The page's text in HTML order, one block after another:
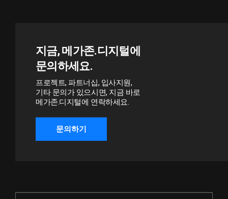
지금, 메가존.디지털에
문의하세요.
프로젝트, 파트너십, 입사지원,
기타 문의가 있으시면, 지금 바로
메가존.디지털에 연락하세요.
문의하기